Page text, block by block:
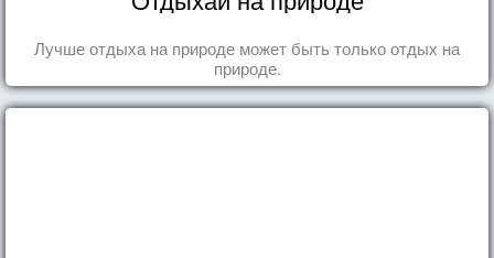
Лучше отдыха на природе может быть только отдых на
природе.